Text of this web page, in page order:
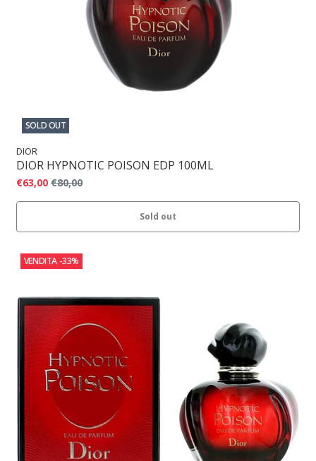
SOLD OUT
DIOR
DIOR HYPNOTIC POISON EDP 100ML
€63,00 €80,00
Sold out
VENDITA -33%